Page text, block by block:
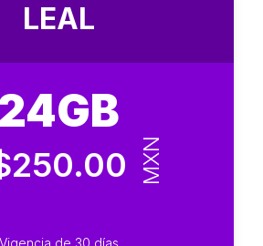
LEAL
24GB
MXN